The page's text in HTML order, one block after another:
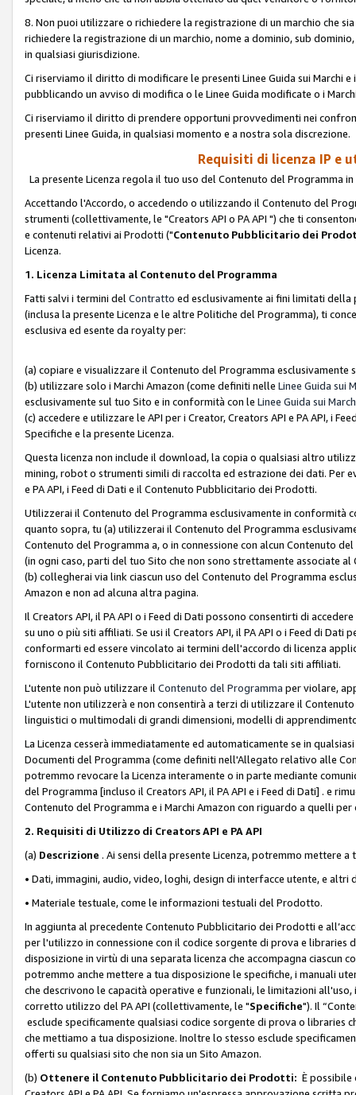
8. Non puoi utilizzare o richiedere la registrazione di un marchio che
richiedere la registrazione di un marchio, nome a dominio, sub
in qualsiasi giurisdizione.
Ci riserviamo il diritto di modificare le presenti Linee Guida sui Marchi
pubblicando un avviso di modifica o le Linee Guida modificate o i
Ci riserviamo il diritto di prendere opportuni provvedimenti nei
presenti Linee Guida, in qualsiasi momento e a nostra sola discrezione.
Requisiti di licenza IP e
La presente Licenza regola il tuo uso del Contenuto del Programma
Accettando l'Accordo, o accedendo o utilizzando il Contenuto del
strumenti (collettivamente, le "Creators API o PA API ") che ti
e contenuti relativi ai Prodotti ("Contenuto Pubblicitario dei
Licenza.
1. Licenza Limitata al Contenuto del Programma
Fatti salvi i termini del Contratto ed esclusivamente ai fini limitati
(inclusa la presente Licenza e le altre Politiche del Programma), ti
esclusiva ed esente da royalty per:
(a) copiare e visualizzare il Contenuto del Programma esclusivamente
(b) utilizzare solo i Marchi Amazon (come definiti nelle Linee Guida sui
esclusivamente sul tuo Sito e in conformità con le Linee Guida sui March
(c) accedere e utilizzare le API per i Creator, Creators API e PA API, i
Specifiche e la presente Licenza.
Questa licenza non include il download, la copia o qualsiasi altro
mining, robot o strumenti simili di raccolta ed estrazione dei dati. Per
e PA API, i Feed di Dati e il Contenuto Pubblicitario dei Prodotti.
Utilizzerai il Contenuto del Programma esclusivamente in conformità
quanto sopra, tu (a) utilizzerai il Contenuto del Programma
Contenuto del Programma a, o in connessione con alcun Contenuto
(in ogni caso, parti del tuo Sito che non sono strettamente associate
(b) collegherai via link ciascun uso del Contenuto del Programma
Amazon e non ad alcuna altra pagina.
Il Creators API, il PA API o i Feed di Dati possono consentirti di
su uno o più siti affiliati. Se usi il Creators API, il PA API o i Feed di
conformarti ed essere vincolato ai termini dell'accordo di licenza
forniscono il Contenuto Pubblicitario dei Prodotti da tali siti affiliati.
L'utente non può utilizzare il Contenuto del Programma per violare,
L'utente non utilizzerà e non consentirà a terzi di utilizzare il
linguistici o multimodali di grandi dimensioni, modelli di
La Licenza cesserà immediatamente ed automaticamente se in
Documenti del Programma (come definiti nell'Allegato relativo alle
potremmo revocare la Licenza interamente o in parte mediante
del Programma [incluso il Creators API, il PA API e i Feed di Dati] . e
Contenuto del Programma e i Marchi Amazon con riguardo a quelli
2. Requisiti di Utilizzo di Creators API e PA API
(a) Descrizione . Ai sensi della presente Licenza, potremmo mettere
• Dati, immagini, audio, video, loghi, design di interfacce utente, e altri
• Materiale testuale, come le informazioni testuali del Prodotto.
In aggiunta al precedente Contenuto Pubblicitario dei Prodotti e
per l'utilizzo in connessione con il codice sorgente di prova e libraries
disposizione in virtù di una separata licenza che accompagna ciascun
potremmo anche mettere a tua disposizione le specifiche, i manuali
che descrivono le capacità operative e funzionali, le limitazioni
corretto utilizzo del PA API (collettivamente, le "Specifiche"). Il
esclude specificamente qualsiasi codice sorgente di prova o libraries
che mettiamo a tua disposizione. Inoltre lo stesso esclude
offerti su qualsiasi sito che non sia un Sito Amazon.
(b) Ottenere il Contenuto Pubblicitario dei Prodotti: È